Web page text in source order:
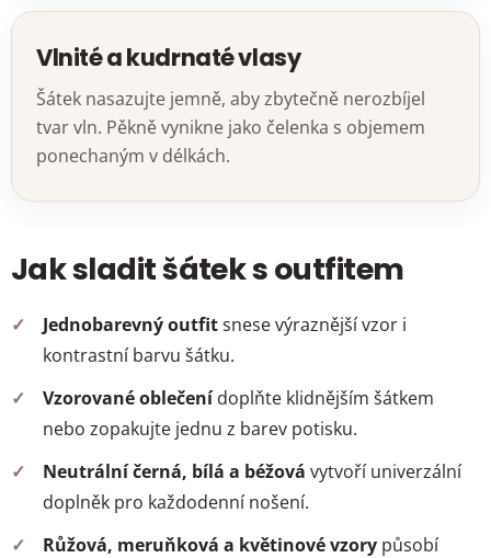
Vlnité a kudrnaté vlasy
Šátek nasazujte jemně, aby zbytečně nerozbíjel
tvar vln. Pěkně vynikne jako čelenka s objemem
ponechaným v délkách.
Jak sladit šátek s outfitem
Jednobarevný outfitsnese výraznější vzor i
kontrastní barvu šátku.
Vzorované oblečenídoplňte klidnějším šátkem
nebo zopakujte jednu z barev potisku.
Neutrální černá, bílá a béžová vytvoří univerzální
doplněk pro každodenní nošení.
Růžová, meruňková a květinové vzory působí